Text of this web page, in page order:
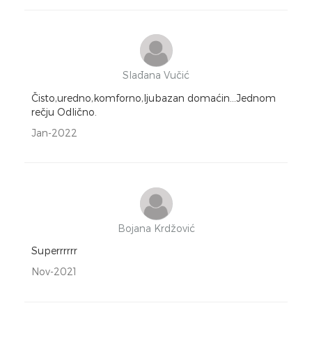
Slađana Vučić
Čisto,uredno,komforno,ljubazan domaćin...Jednom
rečju Odlično.
Jan-2022
Bojana Krdžović
Superrrrrr
Nov-2021